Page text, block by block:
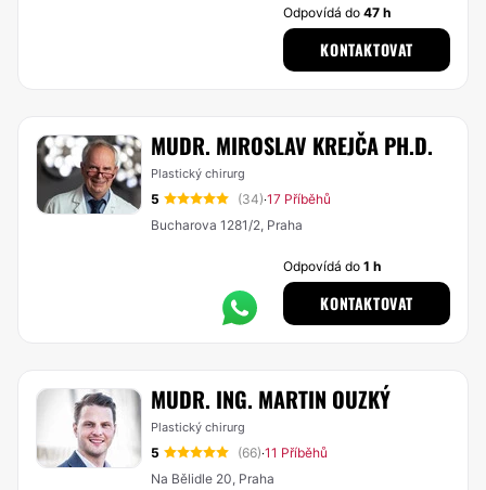
Odpovídá do47 h
KONTAKTOVAT
MUDR. MIROSLAV KREJČA PH.D.
Plastický chirurg
5 (34)·17 Příběhů
Bucharova 1281/2, Praha
Odpovídá do1 h
KONTAKTOVAT
MUDR. ING. MARTIN OUZKÝ
Plastický chirurg
5 (66)·11 Příběhů
Na Bělidle 20, Praha